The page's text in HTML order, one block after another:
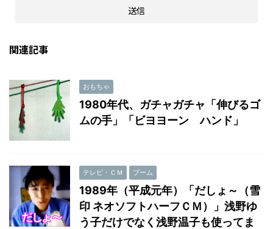
関連記事
おもちゃ
1980年代、ガチャガチャ「伸びるゴ
ムの手」「ビヨヨーン ハンド」
テレビ・ＣＭ ブーム
1989年（平成元年）「だしょ～（雪
印 ネオソフトハーフＣＭ）」浅野ゆ
う子だけでなく浅野温子も使ってま